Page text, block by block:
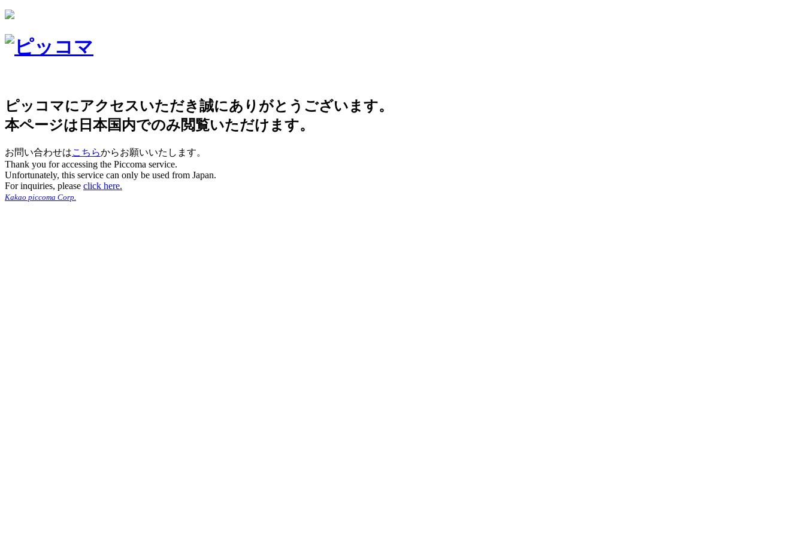
ピッコマにアクセスいただき誠にありがとうございます。
本ページは日本国内でのみ閲覧いただけます。
お問い合わせはこちらからお願いいたします。
Thank you for accessing the Piccoma service.
Unfortunately, this service can only be used from Japan.
For inquiries, please click here.
Kakao piccoma Corp.